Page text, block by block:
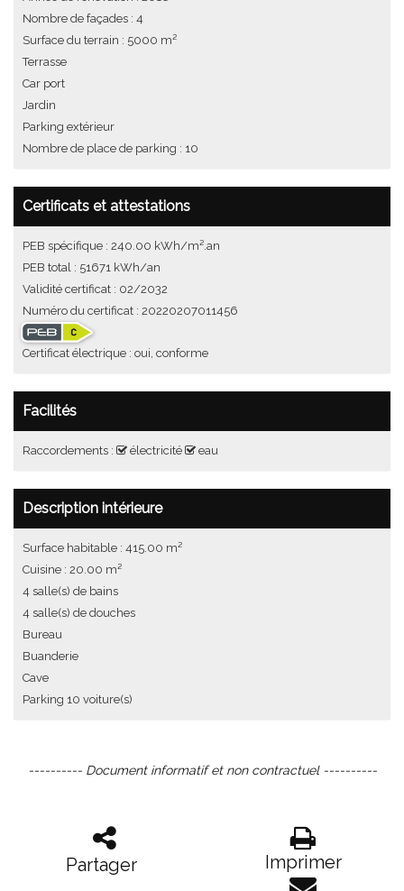
Nombre de façades : 4
Surface du terrain : 5000 m²
Terrasse
Car port
Jardin
Parking extérieur
Nombre de place de parking : 10
Certificats et attestations
PEB spécifique : 240.00 kWh/m².an
PEB total : 51671 kWh/an
Validité certificat : 02/2032
Numéro du certificat : 20220207011456
Certificat électrique : oui, conforme
Facilités
Raccordements : électricité eau
Description intérieure
Surface habitable : 415.00 m²
Cuisine : 20.00 m²
4 salle(s) de bains
4 salle(s) de douches
Bureau
Buanderie
Cave
Parking 10 voiture(s)
---------- Document informatif et non contractuel ----------
Partager Imprimer